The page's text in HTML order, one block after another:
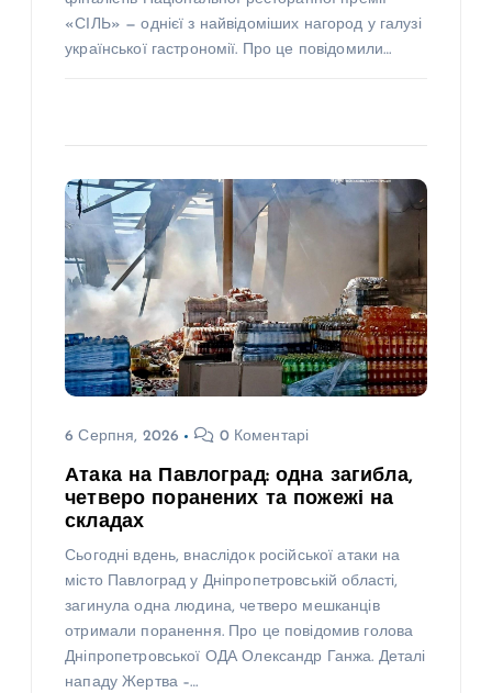
«СІЛЬ» — однієї з найвідоміших нагород у галузі
української гастрономії. Про це повідомили…
6 Серпня, 2026 0 Коментарі
Атака на Павлоград: одна загибла,
четверо поранених та пожежі на
складах
Сьогодні вдень, внаслідок російської атаки на
місто Павлоград у Дніпропетровській області,
загинула одна людина, четверо мешканців
отримали поранення. Про це повідомив голова
Дніпропетровської ОДА Олександр Ганжа. Деталі
нападу Жертва –…